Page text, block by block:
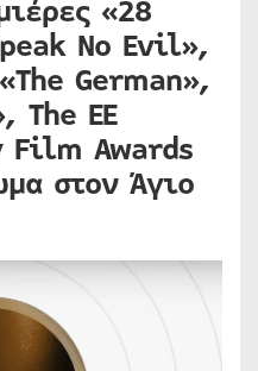
«28
No Evil»,
German​»,
EE
Awards
στον Άγιο